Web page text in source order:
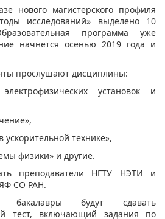
нового магистерского профиля
исследований» выделено 10
программа уже
начнется осенью 2019 года и
прослушают дисциплины:
установок и
ускорительной технике»,
физики» и другие.
преподаватели НГТУ НЭТИ и
СО РАН.
бакалавры будут сдавать
тест, включающий задания по